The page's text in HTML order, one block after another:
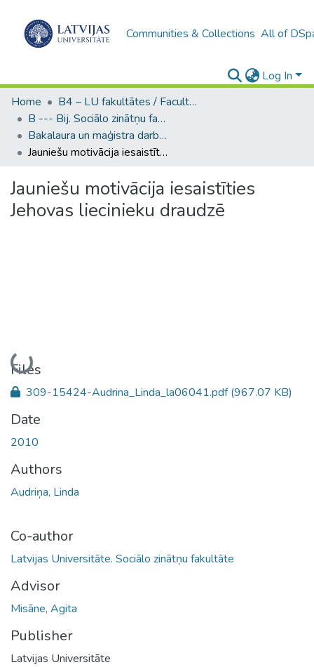
Communities & Collections All of
Log In
Home
B4 – LU fakultātes / Faculties of the UL
B --- Bij. Sociālo zinātņu fakultātes noslēguma darbi / Faculty of Social Sciences - Graduate works
Bakalaura un maģistra darbi (SZF) / Bachelor's and Master's theses
Jauniešu motivācija iesaistīties Jehovas liecinieku draudzē
Jauniešu motivācija iesaistīties
Jehovas liecinieku draudzē
Loading...
Files
309-15424-Audrina_Linda_la06041.pdf(967.07 KB)
Date
2010
Authors
Audriņa, Linda
Co-author
Latvijas Universitāte. Sociālo zinātņu fakultāte
Advisor
Misāne, Agita
Publisher
Latvijas Universitāte